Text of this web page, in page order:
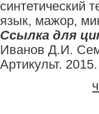
синтетический
язык, мажор,
Ссылка для
Иванов Д.И.
Артикульт.